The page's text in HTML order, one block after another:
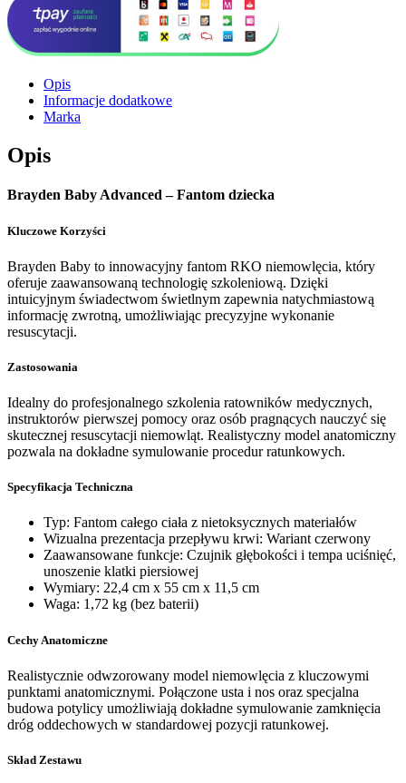
Opis
Informacje dodatkowe
Marka
Opis
Brayden Baby Advanced – Fantom dziecka
Kluczowe Korzyści
Brayden Baby to innowacyjny fantom RKO niemowlęcia, który
oferuje zaawansowaną technologię szkoleniową. Dzięki
intuicyjnym świadectwom świetlnym zapewnia natychmiastową
informację zwrotną, umożliwiając precyzyjne wykonanie
resuscytacji.
Zastosowania
Idealny do profesjonalnego szkolenia ratowników medycznych,
instruktorów pierwszej pomocy oraz osób pragnących nauczyć się
skutecznej resuscytacji niemowląt. Realistyczny model anatomiczny
pozwala na dokładne symulowanie procedur ratunkowych.
Specyfikacja Techniczna
Typ: Fantom całego ciała z nietoksycznych materiałów
Wizualna prezentacja przepływu krwi: Wariant czerwony
Zaawansowane funkcje: Czujnik głębokości i tempa uciśnięć,
unoszenie klatki piersiowej
Wymiary: 22,4 cm x 55 cm x 11,5 cm
Waga: 1,72 kg (bez baterii)
Cechy Anatomiczne
Realistycznie odwzorowany model niemowlęcia z kluczowymi
punktami anatomicznymi. Połączone usta i nos oraz specjalna
budowa potylicy umożliwiają dokładne symulowanie zamknięcia
dróg oddechowych w standardowej pozycji ratunkowej.
Skład Zestawu